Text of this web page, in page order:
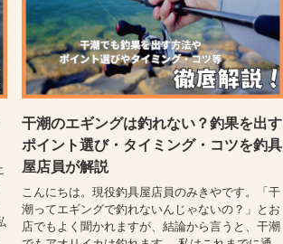
干潮のエギングは釣れない？釣果を出す
ポイント選び・タイミング・コツを釣具
屋店員が解説
こんにちは。現役釣具屋店員のみきやです。「干
潮ってエギングで釣れないんじゃないの？」とお
店でもよく聞かれますが、結論から言うと、干潮